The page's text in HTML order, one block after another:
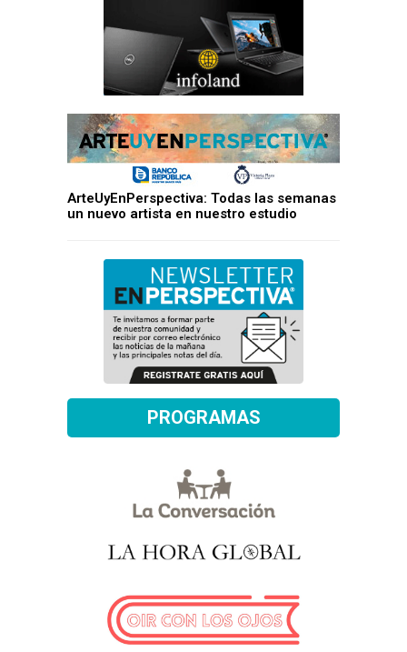
ArteUyEnPerspectiva: Todas las semanas
un nuevo artista en nuestro estudio
PROGRAMAS